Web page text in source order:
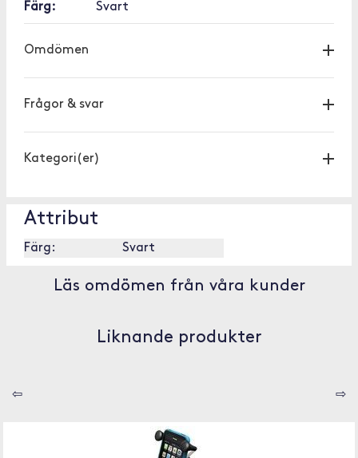
Färg:
Svart
Omdömen
Frågor & svar
Kategori(er)
Attribut
Färg: Svart
Läs omdömen från våra kunder
Liknande produkter
⇦ ⇨